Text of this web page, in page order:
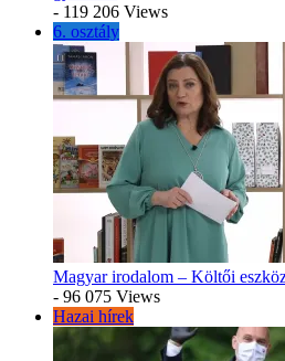
- 119 206 Views
6. osztály
Magyar irodalom – Költői
- 96 075 Views
Hazai hírek